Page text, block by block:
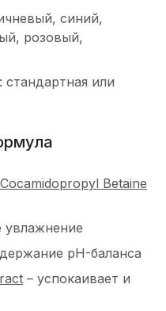
синий,
розовый,
: стандартная или
Betaine
увлажнение
pH-баланса
– успокаивает и